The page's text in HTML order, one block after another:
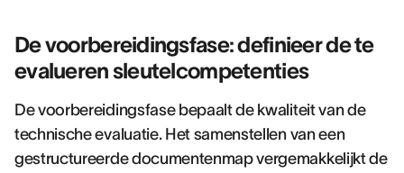
De voorbereidingsfase: definieer de te
evalueren sleutelcompetenties
De voorbereidingsfase bepaalt de kwaliteit van de
technische evaluatie. Het samenstellen van een
gestructureerde documentenmap vergemakkelijkt de